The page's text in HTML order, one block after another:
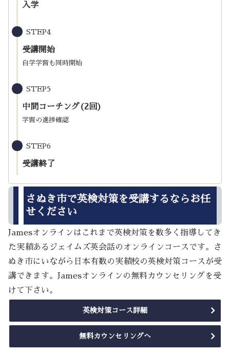
入学
STEP4
受講開始
自学学習も同時開始
STEP5
中間コーチング(2回)
学習の進捗確認
STEP6
受講終了
さぬき市で英検対策を受講するならお任
せください
Jamesオンラインはこれまで英検対策を数多く指導してき
た実績あるジェイムズ英会話のオンラインコースです。さ
ぬき市にいながら日本有数の実績校の英検対策コースが受
講できます。Jamesオンラインの無料カウンセリングを受
けて下さい。
英検対策コース詳細
無料カウンセリングへ